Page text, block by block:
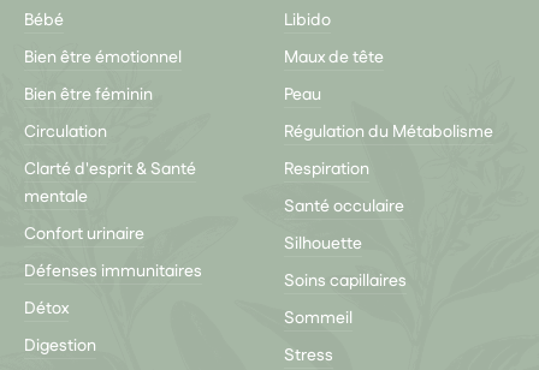
Bébé
Bien être émotionnel
Bien être féminin
Circulation
Clarté d'esprit & Santé
mentale
Confort urinaire
Défenses immunitaires
Détox
Digestion
Libido
Maux de tête
Peau
Régulation du Métabolisme
Respiration
Santé occulaire
Silhouette
Soins capillaires
Sommeil
Stress